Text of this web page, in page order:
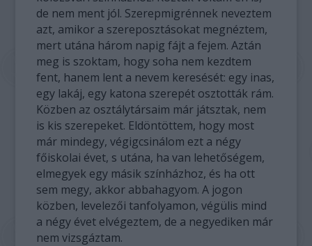
de nem ment jól. Szerepmigrénnek neveztem
azt, amikor a szereposztásokat megnéztem,
mert utána három napig fájt a fejem. Aztán
meg is szoktam, hogy soha nem kezdtem
fent, hanem lent a nevem keresését: egy inas,
egy lakáj, egy katona szerepét osztották rám.
Közben az osztálytársaim már játsztak, nem
is kis szerepeket. Eldöntöttem, hogy most
már mindegy, végigcsinálom ezt a négy
főiskolai évet, s utána, ha van lehetőségem,
elmegyek egy másik színházhoz, és ha ott
sem megy, akkor abbahagyom. A jogon
közben, levelezői tanfolyamon, végülis mind
a négy évet elvégeztem, de a negyediken már
nem vizsgáztam.